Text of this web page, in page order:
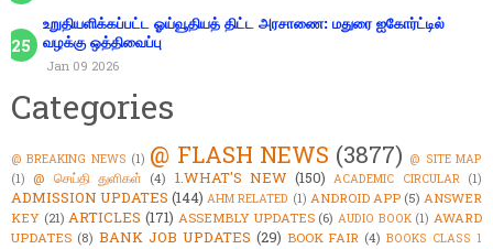
உறுதியளிக்கப்பட்ட ஓய்வூதியத் திட்ட அரசாணை: மதுரை ஐகோர்ட்டில்
வழக்கு ஒத்திவைப்பு
Jan 09 2026
Categories
@ BREAKING NEWS (1) @ FLASH NEWS (3877) @ SITE MAP
(1) @ செய்தி துளிகள் (4) 1.WHAT'S NEW (150) ACADEMIC CIRCULAR (1)
ADMISSION UPDATES (144) AHM RELATED (1) ANDROID APP (5) ANSWER
KEY (21) ARTICLES (171) ASSEMBLY UPDATES (6) AUDIO BOOK (1) AWARD
UPDATES (8) BANK JOB UPDATES (29) BOOK FAIR (4) BOOKS CLASS 1